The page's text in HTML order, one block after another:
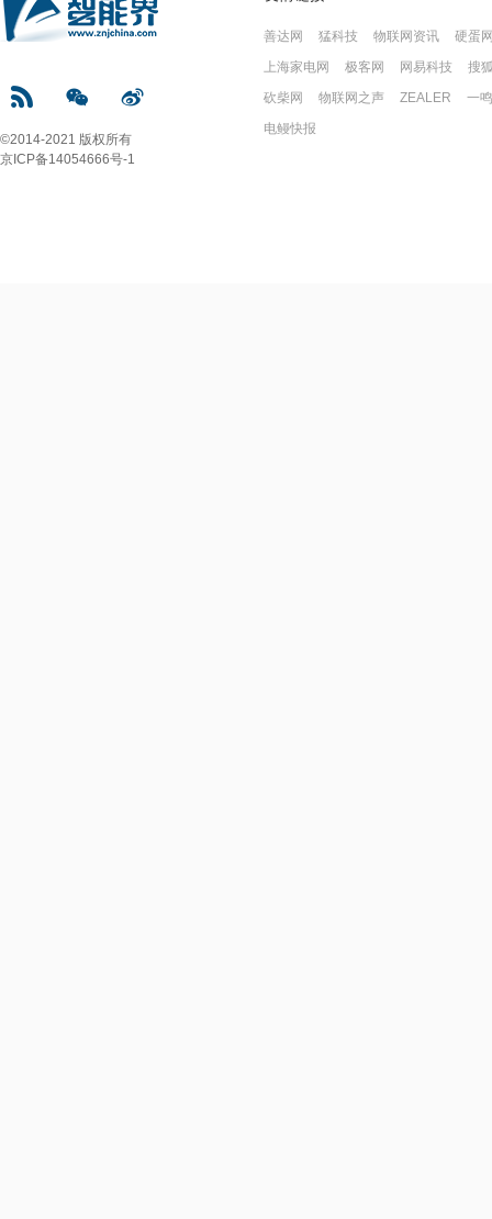
©2014-2021 版权所有
京ICP备14054666号-1
善达网 猛科技 物联网资讯
硬蛋
上海家电网
极客网 网易科技
搜
砍柴网
物联网之声 ZEALER
一
电鳗快报